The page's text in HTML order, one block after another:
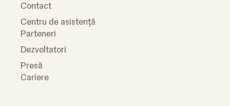
Contact
Centru de asistență
Parteneri
Dezvoltatori
Presă
Cariere